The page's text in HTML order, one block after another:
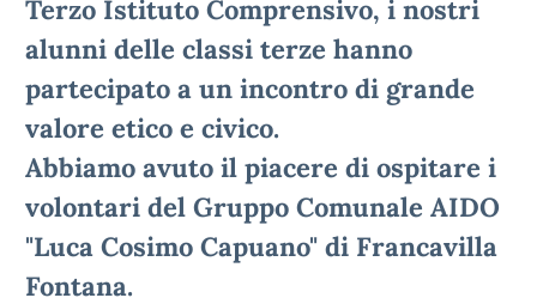
Terzo Istituto Comprensivo, i nostri
alunni delle classi terze hanno
partecipato a un incontro di grande
valore etico e civico.
Abbiamo avuto il piacere di ospitare i
volontari del Gruppo Comunale AIDO
"Luca Cosimo Capuano" di Francavilla
Fontana.